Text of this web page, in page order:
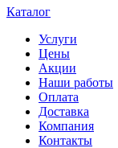
Каталог
Услуги
Цены
Акции
Наши работы
Оплата
Доставка
Компания
Контакты